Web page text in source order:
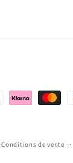
Conditions de vente